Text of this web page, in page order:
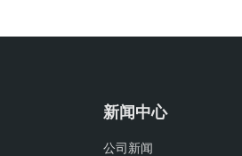
新闻中心
公司新闻